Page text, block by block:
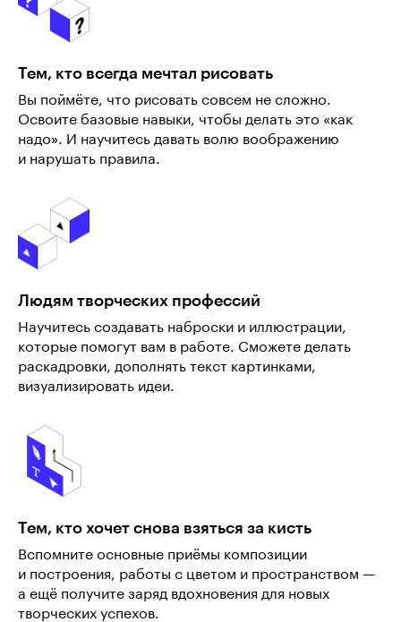
Тем, кто всегда мечтал рисовать
Вы поймёте, что рисовать совсем не сложно.
Освоите базовые навыки, чтобы делать это «как
надо». И научитесь давать волю воображению
и нарушать правила.
Людям творческих профессий
Научитесь создавать наброски и иллюстрации,
которые помогут вам в работе. Сможете делать
раскадровки, дополнять текст картинками,
визуализировать идеи.
Тем, кто хочет снова взяться за кисть
Вспомните основные приёмы композиции
и построения, работы с цветом и пространством —
а ещё получите заряд вдохновения для новых
творческих успехов.